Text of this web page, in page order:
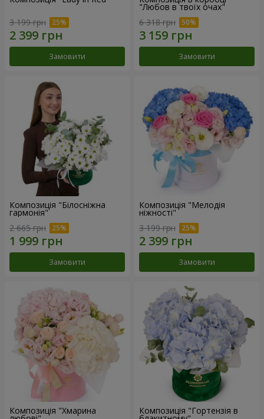
3 199 грн
Замовити
"Любов в твоїх очах"
6 318 грн
Замовити
Композиція "Білосніжна
гармонія"
2 665 грн
Замовити
Композиція "Мелодія
ніжності"
3 199 грн
Замовити
Композиція "Хмарина Композиція "Гортензія в